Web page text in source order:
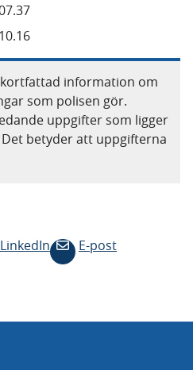
information om
som polisen gör.
uppgifter som ligger
betyder att uppgifterna
LinkedIn E-post